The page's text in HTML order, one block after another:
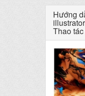
Hướng
Thao